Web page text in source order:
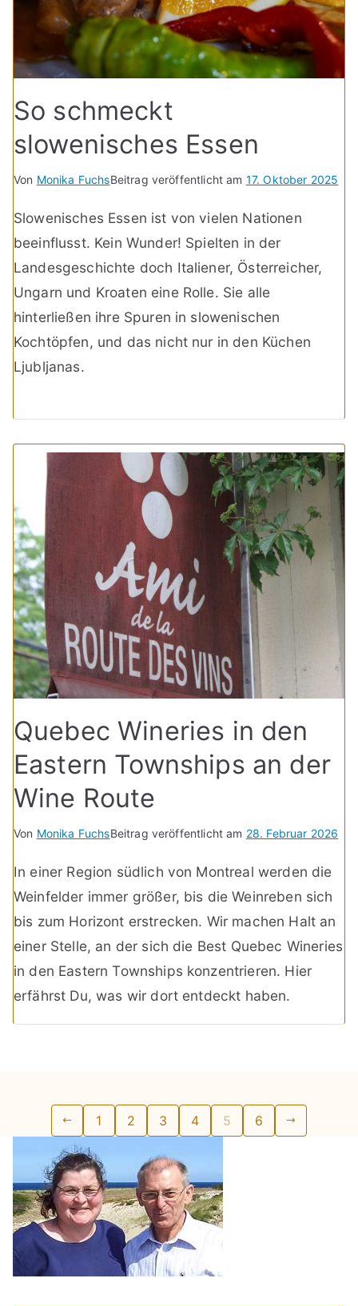
So schmeckt
slowenisches Essen
Von Monika FuchsBeitrag veröffentlicht am 17. Oktober 2025
Slowenisches Essen ist von vielen Nationen
beeinflusst. Kein Wunder! Spielten in der
Landesgeschichte doch Italiener, Österreicher,
Ungarn und Kroaten eine Rolle. Sie alle
hinterließen ihre Spuren in slowenischen
Kochtöpfen, und das nicht nur in den Küchen
Ljubljanas.
Quebec Wineries in den
Eastern Townships an der
Wine Route
Von Monika FuchsBeitrag veröffentlicht am 28. Februar 2026
In einer Region südlich von Montreal werden die
Weinfelder immer größer, bis die Weinreben sich
bis zum Horizont erstrecken. Wir machen Halt an
einer Stelle, an der sich die Best Quebec Wineries
in den Eastern Townships konzentrieren. Hier
erfährst Du, was wir dort entdeckt haben.
Seitennummerierung
der
Beiträge
1 2 3 4 5 6